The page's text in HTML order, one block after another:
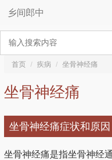
乡间郎中
首页 疾病 坐骨神经痛
坐骨神经痛
坐骨神经痛症状和原因
坐骨神经痛是指坐骨神经